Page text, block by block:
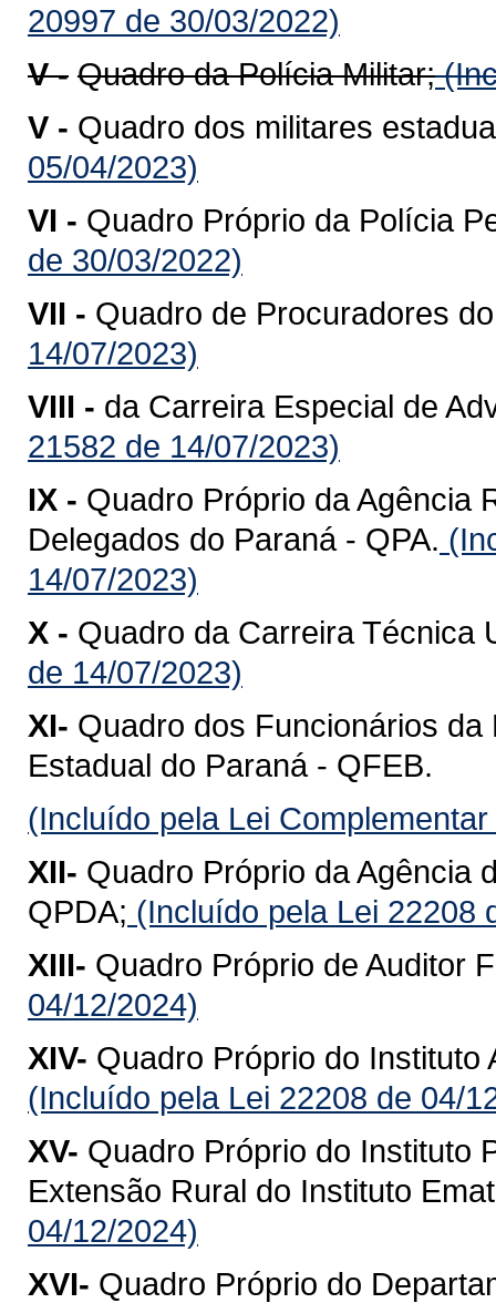
20997 de 30/03/2022)
V - Quadro da Polícia Militar;
V - Quadro dos militares
05/04/2023)
VI - Quadro Próprio da Polícia
de 30/03/2022)
VII - Quadro de Procuradores
14/07/2023)
VIII - da Carreira Especial de
21582 de 14/07/2023)
IX - Quadro Próprio da Agência
Delegados do Paraná - QPA.
14/07/2023)
X - Quadro da Carreira Técnica
de 14/07/2023)
XI- Quadro dos Funcionários
Estadual do Paraná - QFEB.
(Incluído pela Lei
XII- Quadro Próprio da Agência
QPDA; (Incluído pela Lei 22208
XIII- Quadro Próprio de Auditor
04/12/2024)
XIV- Quadro Próprio do Instituto
(Incluído pela Lei 22208 de 04/
XV- Quadro Próprio do Instituto
Extensão Rural do Instituto
04/12/2024)
XVI- Quadro Próprio do